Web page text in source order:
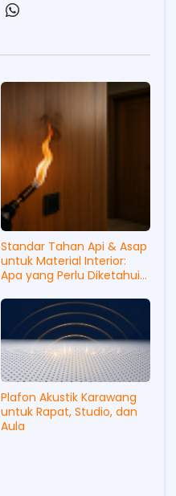
Standar Tahan Api & Asap
untuk Material Interior:
Apa yang Perlu Diketahui
Plafon Akustik Karawang
untuk Rapat, Studio, dan
Aula